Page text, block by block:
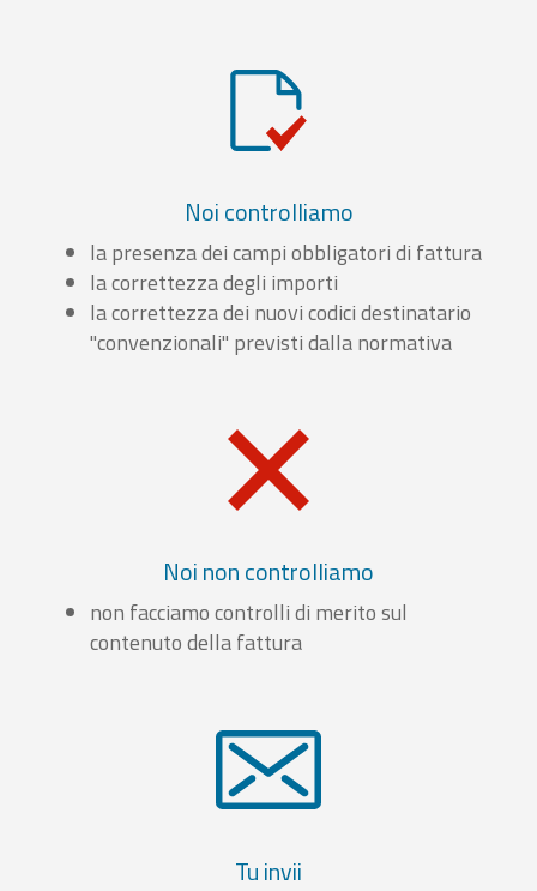
Noi controlliamo
la presenza dei campi obbligatori di fattura
la correttezza degli importi
la correttezza dei nuovi codici destinatario
"convenzionali" previsti dalla normativa
Noi non controlliamo
non facciamo controlli di merito sul
contenuto della fattura
Tu invii